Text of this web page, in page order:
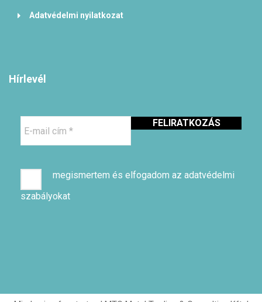
Adatvédelmi nyilatkozat
Hírlevél
mail
cím
megismertem és elfogadom az adatvédelmi
szabályokat